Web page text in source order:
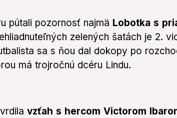
pútali pozornosť najmä Lobotka s
zelených šatách je 2.
sa s ňou dal dokopy po
má trojročnú dcéru Lindu.
vzťah s hercom Victorom